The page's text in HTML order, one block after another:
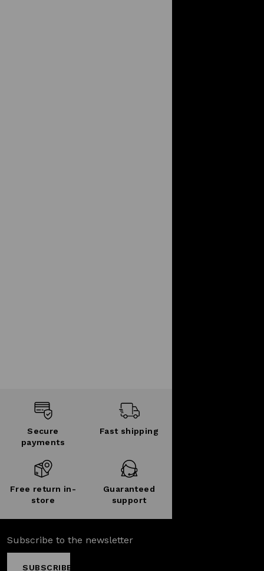
Secure
payments
Fast shipping
Free return in-
store
Guaranteed
support
Subscribe to the newsletter
SUBSCRIBE